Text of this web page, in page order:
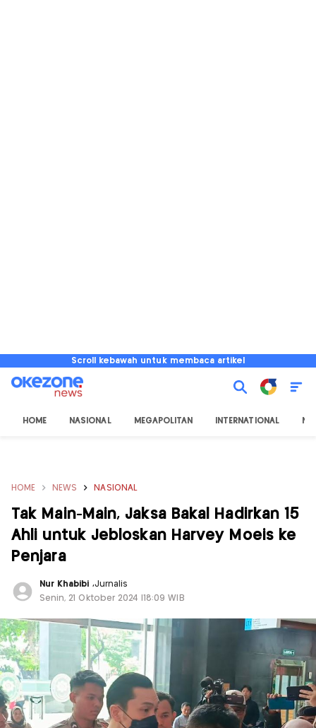
Scroll kebawah untuk membaca artikel
HOME NASIONAL MEGAPOLITAN INTERNATIONAL
HOME NEWS NASIONAL
Tak Main-Main, Jaksa Bakal Hadirkan 15
Ahli untuk Jebloskan Harvey Moeis ke
Penjara
Nur Khabibi ,Jurnalis
Senin, 21 Oktober 2024 |18:09 WIB